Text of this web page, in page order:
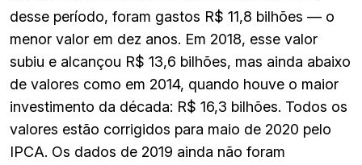
desse período, foram gastos R$ 11,8 bilhões — o
menor valor em dez anos. Em 2018, esse valor
subiu e alcançou R$ 13,6 bilhões, mas ainda abaixo
de valores como em 2014, quando houve o maior
investimento da década: R$ 16,3 bilhões. Todos os
valores estão corrigidos para maio de 2020 pelo
IPCA. Os dados de 2019 ainda não foram